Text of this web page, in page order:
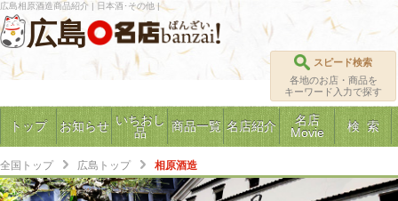
広島相原酒造商品紹介 | 日本酒･その他 |
広島
スピード検索
各地のお店・商品を
キーワード入力で探す
トップ お知らせ いちおし
品
商品一覧 名店紹介
名店
Movie
検 索
全国トップ 広島トップ 相原酒造